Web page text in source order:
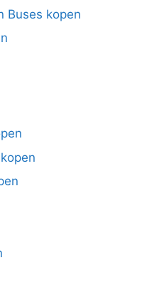
Buses kopen